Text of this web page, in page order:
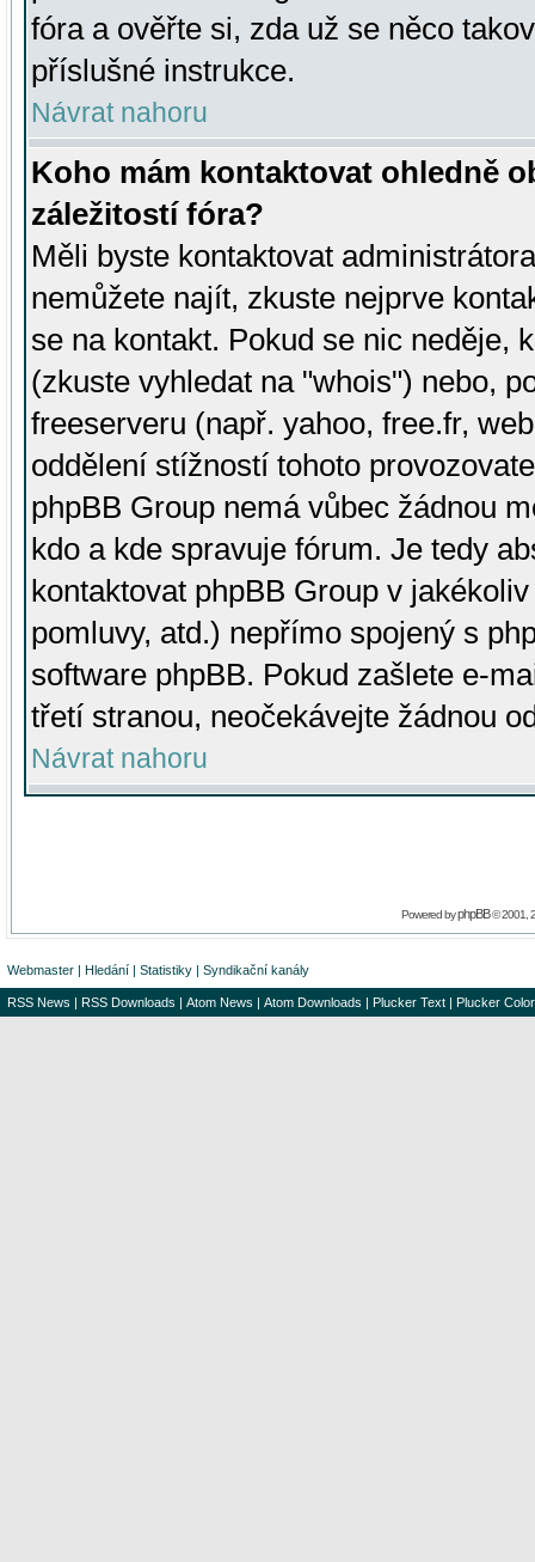
fóra a ověřte si, zda už se něco
příslušné instrukce.
Návrat nahoru
Koho mám kontaktovat ohledně
záležitostí fóra?
Měli byste kontaktovat
nemůžete najít, zkuste nejprve
se na kontakt. Pokud se nic neděje,
(zkuste vyhledat na "whois") nebo,
freeserveru (např. yahoo, free.fr,
oddělení stížností tohoto
phpBB Group nemá vůbec žádnou
kdo a kde spravuje fórum. Je tedy
kontaktovat phpBB Group v
pomluvy, atd.) nepřímo spojený s
software phpBB. Pokud zašlete e-
třetí stranou, neočekávejte žádnou
Návrat nahoru
Powered byphpBB© 2001,
Webmaster | Hledání | Statistiky | Syndikační kanály
RSS News | RSS Downloads | Atom News | Atom Downloads | Plucker Text | Plucker Color